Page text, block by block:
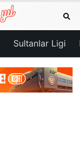
Sultanlar Ligi